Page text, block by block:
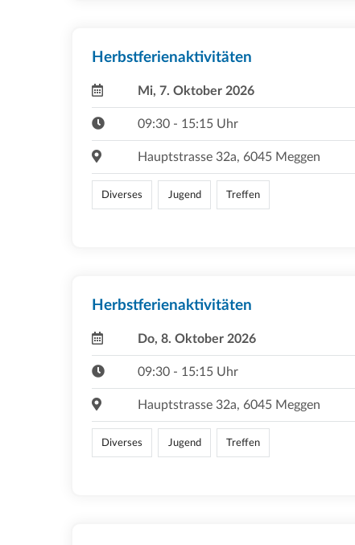
Herbstferienaktivitäten
Mi, 7. Oktober 2026
09:30 - 15:15 Uhr
Hauptstrasse 32a, 6045 Meggen
Diverses Jugend Treffen
Herbstferienaktivitäten
Do, 8. Oktober 2026
09:30 - 15:15 Uhr
Hauptstrasse 32a, 6045 Meggen
Diverses Jugend Treffen